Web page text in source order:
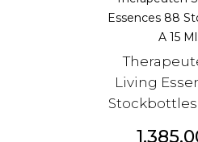
Essences 88
A 15
Living
Stockbottles
Preis